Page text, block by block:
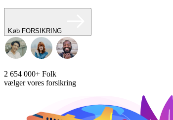
Køb FORSIKRING
2 654 000+ Folk
vælger vores forsikring